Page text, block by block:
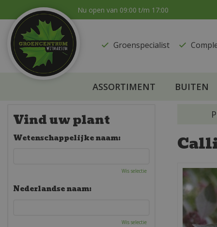
naar
content
Nu open van 09:00 t/m 17:00
Groenspecialist
ASSORTIMENT BUITEN
Vind uw plant
Wetenschappelijke naam:
Wis selectie
Nederlandse naam:
Wis selectie